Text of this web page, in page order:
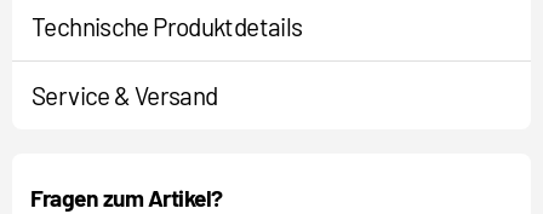
Technische Produktdetails
Service & Versand
Fragen zum Artikel?